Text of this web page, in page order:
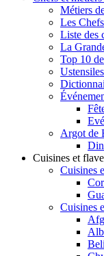
Métiers
Les
Liste des
La
Top 10
Argot de
Cuisines et
Cuisines
Cuisines